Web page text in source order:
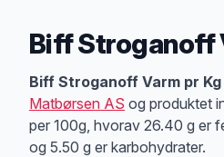
Biff Stroganoff
Produktbeskrivelse
Biff Stroganoff Varm pr Kg
Matbørsen AS og produktet
per 100g, hvorav 26.40 g er
og 5.50 g er karbohydrater.